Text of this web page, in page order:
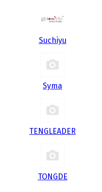
Suchiyu
Syma
TENGLEADER
TONGDE